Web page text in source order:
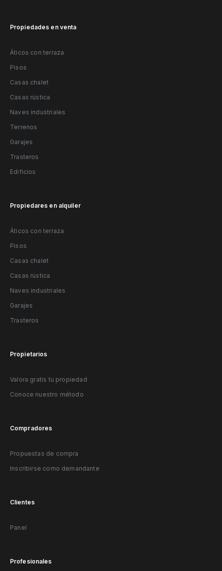
Propiedades en venta
Áticos con terraza
Pisos
Casas chalet
Casas rústica
Naves industriales
Terrenos
Garajes
Trasteros
Edificios
Propiedares en alquiler
Áticos con terraza
Pisos
Casas chalet
Casas rústica
Naves industriales
Garajes
Trasteros
Propietarios
Valora gratis tu propiedad
Conoce nuestro método
Compradores
Propuestas de compra
Inscribirse como demandante
Clientes
Panel
Profesionales